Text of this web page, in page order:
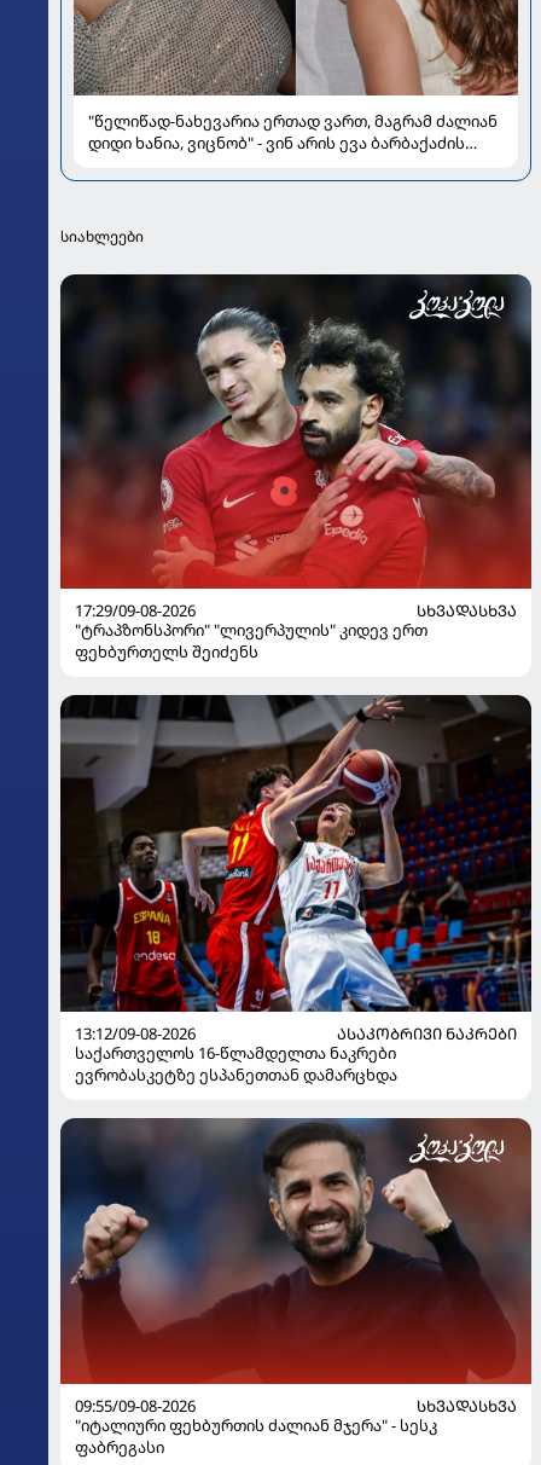
"წელიწად-ნახევარია ერთად ვართ, მაგრამ ძალიან
დიდი ხანია, ვიცნობ" - ვინ არის ევა ბარბაქაძის
სიახლეები
17:29/09-08-2026
ᲡᲮᲕᲐᲓᲐᲡᲮᲕᲐ
"ტრაპზონსპორი" "ლივერპულის" კიდევ ერთ
ფეხბურთელს შეიძენს
13:12/09-08-2026
ᲐᲡᲐᲙᲝᲑᲠᲘᲕᲘ ᲜᲐᲙᲠᲔᲑᲘ
საქართველოს 16-წლამდელთა ნაკრები
ევრობასკეტზე ესპანეთთან დამარცხდა
09:55/09-08-2026
ᲡᲮᲕᲐᲓᲐᲡᲮᲕᲐ
"იტალიური ფეხბურთის ძალიან მჯერა" - სესკ
ფაბრეგასი